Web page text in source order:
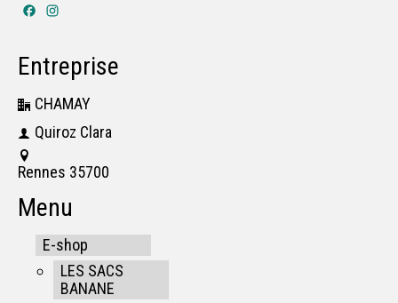
Facebook
Entreprise
CHAMAY
Quiroz Clara
Rennes 35700
Menu
E-shop
LES SACS
BANANE